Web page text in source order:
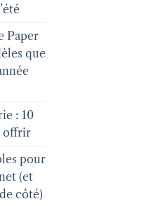
Paper
que
: 10
offrir
pour
(et
côté)